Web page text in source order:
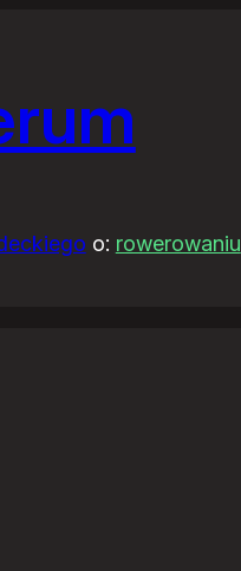
o: rowerowaniu